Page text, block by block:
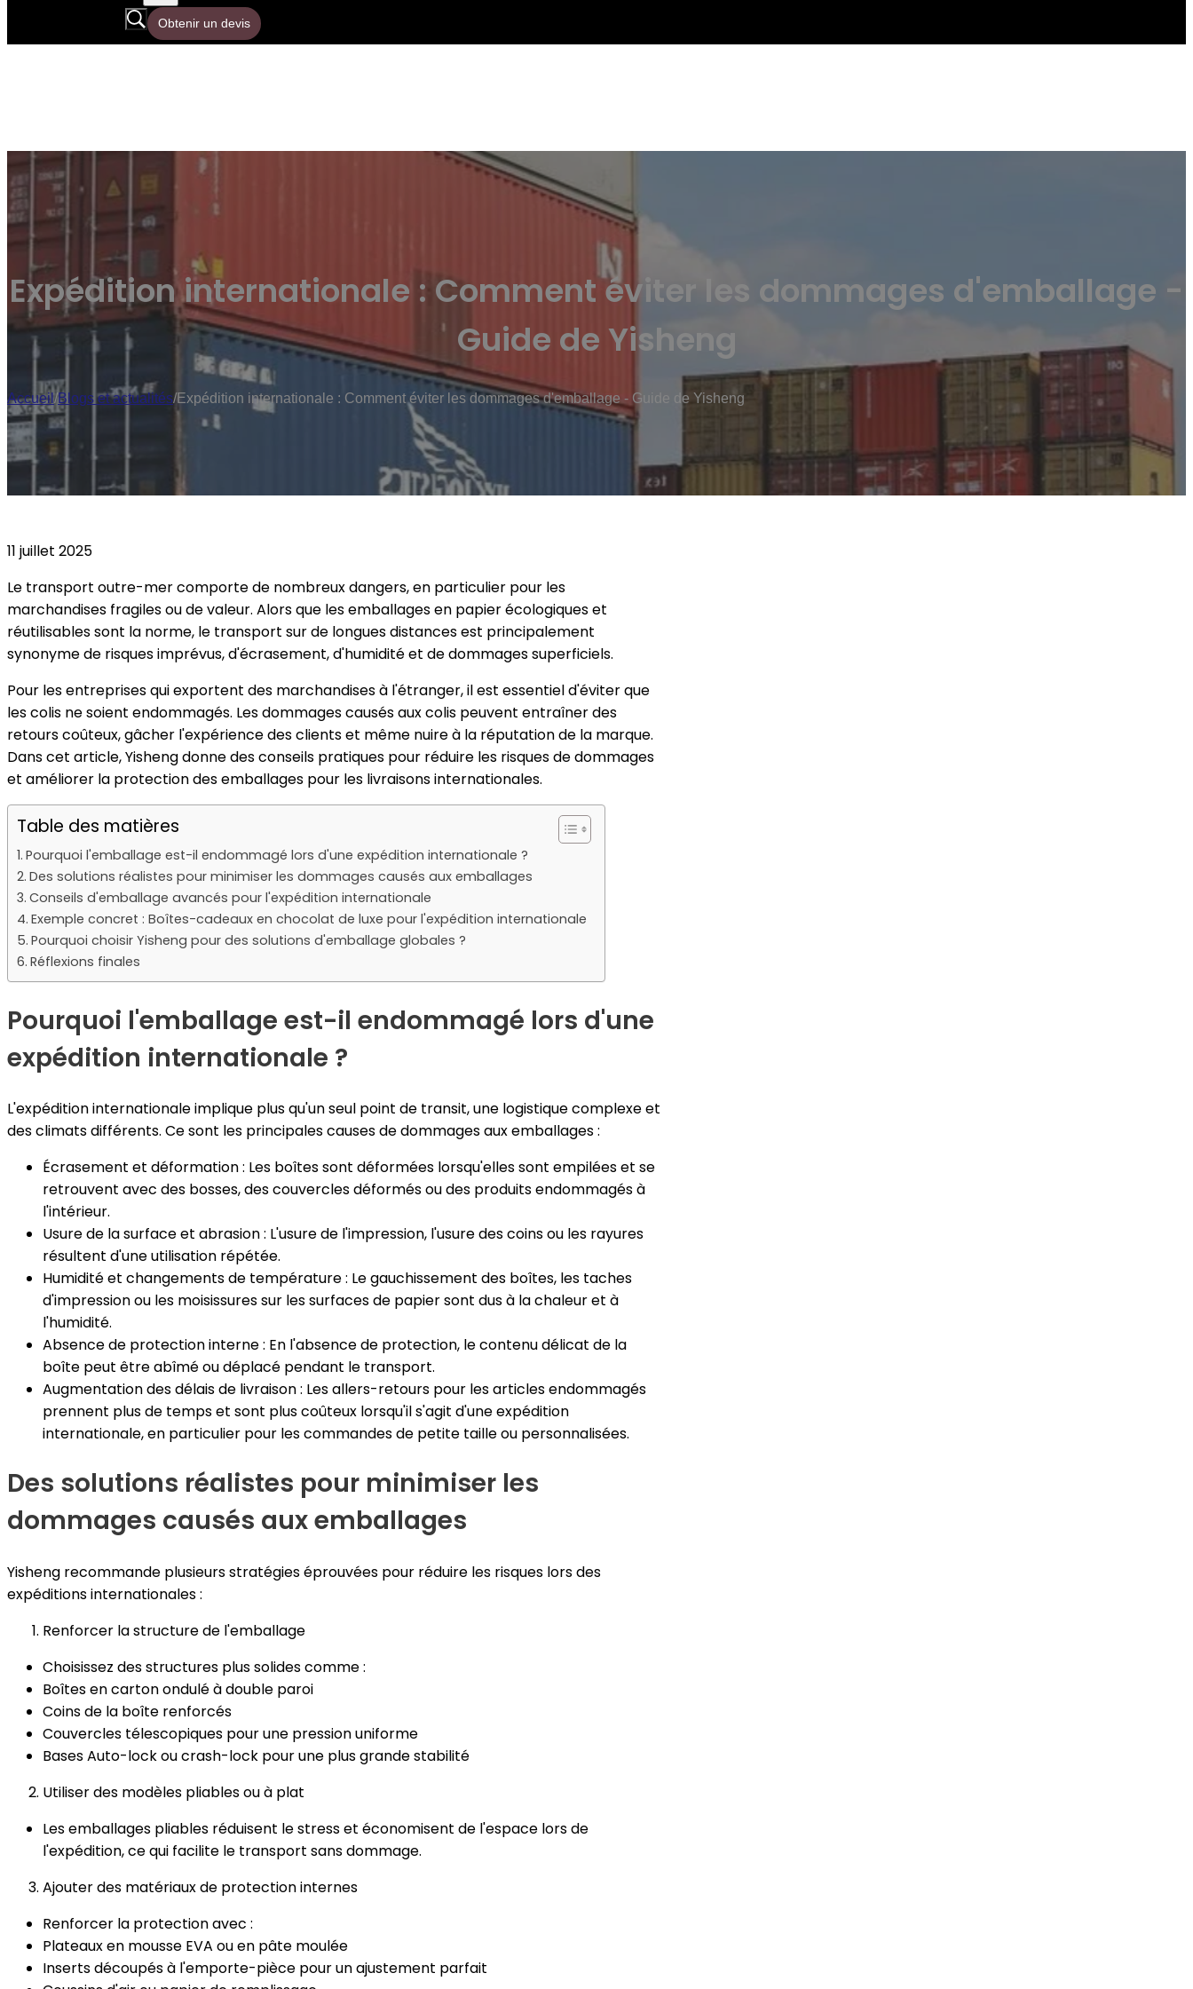
Obtenir un devis
Expédition internationale : Comment éviter les dommages d'emballage -
Guide de Yisheng
Accueil/Blogs et actualités/Expédition internationale : Comment éviter les dommages d'emballage - Guide de Yisheng
11 juillet 2025
Le transport outre-mer comporte de nombreux dangers, en particulier pour les
marchandises fragiles ou de valeur. Alors que les emballages en papier écologiques et
réutilisables sont la norme, le transport sur de longues distances est principalement
synonyme de risques imprévus, d'écrasement, d'humidité et de dommages superficiels.
Pour les entreprises qui exportent des marchandises à l'étranger, il est essentiel d'éviter que
les colis ne soient endommagés. Les dommages causés aux colis peuvent entraîner des
retours coûteux, gâcher l'expérience des clients et même nuire à la réputation de la marque.
Dans cet article, Yisheng donne des conseils pratiques pour réduire les risques de dommages
et améliorer la protection des emballages pour les livraisons internationales.
Table des matières
Pourquoi l'emballage est-il endommagé lors d'une expédition internationale ?
Des solutions réalistes pour minimiser les dommages causés aux emballages
Conseils d'emballage avancés pour l'expédition internationale
Exemple concret : Boîtes-cadeaux en chocolat de luxe pour l'expédition internationale
Pourquoi choisir Yisheng pour des solutions d'emballage globales ?
Réflexions finales
Pourquoi l'emballage est-il endommagé lors d'une
expédition internationale ?
L'expédition internationale implique plus qu'un seul point de transit, une logistique complexe et
des climats différents. Ce sont les principales causes de dommages aux emballages :
Écrasement et déformation : Les boîtes sont déformées lorsqu'elles sont empilées et se
retrouvent avec des bosses, des couvercles déformés ou des produits endommagés à
l'intérieur.
Usure de la surface et abrasion : L'usure de l'impression, l'usure des coins ou les rayures
résultent d'une utilisation répétée.
Humidité et changements de température : Le gauchissement des boîtes, les taches
d'impression ou les moisissures sur les surfaces de papier sont dus à la chaleur et à
l'humidité.
Absence de protection interne : En l'absence de protection, le contenu délicat de la
boîte peut être abîmé ou déplacé pendant le transport.
Augmentation des délais de livraison : Les allers-retours pour les articles endommagés
prennent plus de temps et sont plus coûteux lorsqu'il s'agit d'une expédition
internationale, en particulier pour les commandes de petite taille ou personnalisées.
Des solutions réalistes pour minimiser les
dommages causés aux emballages
Yisheng recommande plusieurs stratégies éprouvées pour réduire les risques lors des
expéditions internationales :
Renforcer la structure de l'emballage
Choisissez des structures plus solides comme :
Boîtes en carton ondulé à double paroi
Coins de la boîte renforcés
Couvercles télescopiques pour une pression uniforme
Bases Auto-lock ou crash-lock pour une plus grande stabilité
Utiliser des modèles pliables ou à plat
Les emballages pliables réduisent le stress et économisent de l'espace lors de
l'expédition, ce qui facilite le transport sans dommage.
Ajouter des matériaux de protection internes
Renforcer la protection avec :
Plateaux en mousse EVA ou en pâte moulée
Inserts découpés à l'emporte-pièce pour un ajustement parfait